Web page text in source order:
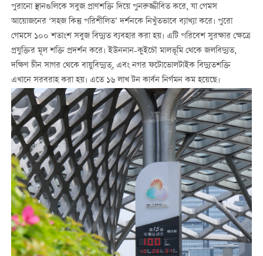
পুরানো স্থানগুলিকে সবুজ প্রাণশক্তি দিয়ে পুনরুজ্জীবিত করে, যা গেমস
আয়োজনের ‘সহজ কিন্তু পরিশীলিত’ দর্শনকে নিখুঁতভাবে ব্যাখ্যা করে। পুরো
গেমসে ১০০ শতাংশ সবুজ বিদ্যুত ব্যবহার করা হয়। এটি পরিবেশ সুরক্ষার ক্ষেত্রে
প্রযুক্তির মূল শক্তি প্রদর্শন করে। ইউননান-কুইচৌ মালভূমি থেকে জলবিদ্যুত,
দক্ষিণ চীন সাগর থেকে বায়ুবিদ্যুত্, এবং নগর ফটোভোলটাইক বিদ্যুতশক্তি
এখানে সরবরাহ করা হয়। এতে ১৬ লাখ টন কার্বন নির্গমন কম হয়েছে।